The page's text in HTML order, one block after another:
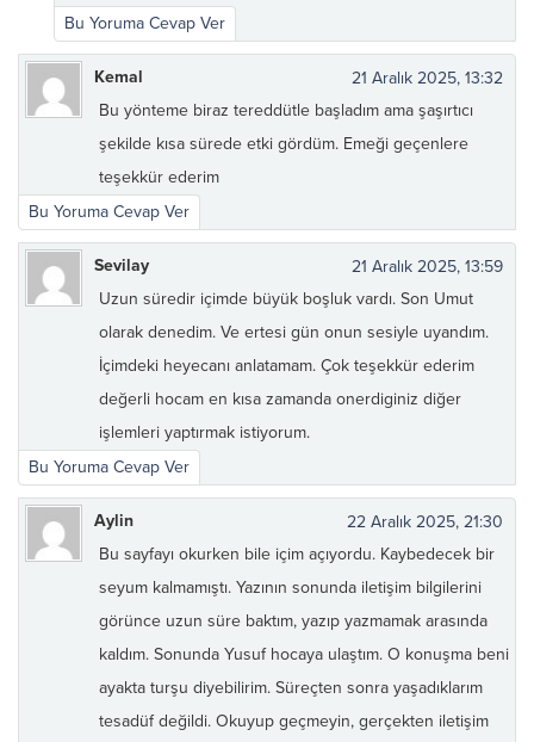
Bu Yoruma Cevap Ver
Kemal
21 Aralık 2025, 13:32
Bu yönteme biraz tereddütle başladım ama şaşırtıcı
şekilde kısa sürede etki gördüm. Emeği geçenlere
teşekkür ederim
Bu Yoruma Cevap Ver
Sevilay
21 Aralık 2025, 13:59
Uzun süredir içimde büyük boşluk vardı. Son Umut
olarak denedim. Ve ertesi gün onun sesiyle uyandım.
İçimdeki heyecanı anlatamam. Çok teşekkür ederim
değerli hocam en kısa zamanda onerdiginiz diğer
işlemleri yaptırmak istiyorum.
Bu Yoruma Cevap Ver
Aylin
22 Aralık 2025, 21:30
Bu sayfayı okurken bile içim açıyordu. Kaybedecek bir
seyum kalmamıştı. Yazının sonunda iletişim bilgilerini
görünce uzun süre baktım, yazıp yazmamak arasında
kaldım. Sonunda Yusuf hocaya ulaştım. O konuşma beni
ayakta turşu diyebilirim. Süreçten sonra yaşadıklarım
tesadüf değildi. Okuyup geçmeyin, gerçekten iletişim